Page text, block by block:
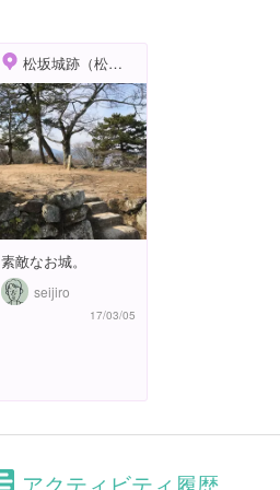
松坂城跡（松阪公園）
素敵なお城。
seijiro
17/03/05